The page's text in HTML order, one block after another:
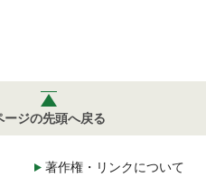
ージの先頭へ戻る
著作権・リンクについて